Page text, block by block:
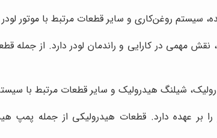
روغن‌کاری و سایر قطعات مرتبط با موتور
مهمی در کارایی و راندمان لودر دارد. از جمله
شیلنگ هیدرولیک و سایر قطعات مرتبط با
بر عهده دارد. قطعات هیدرولیکی از جمله پمپ